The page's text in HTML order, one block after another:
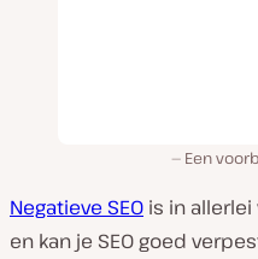
Een
Negatieve SEO is in
en kan je SEO goed